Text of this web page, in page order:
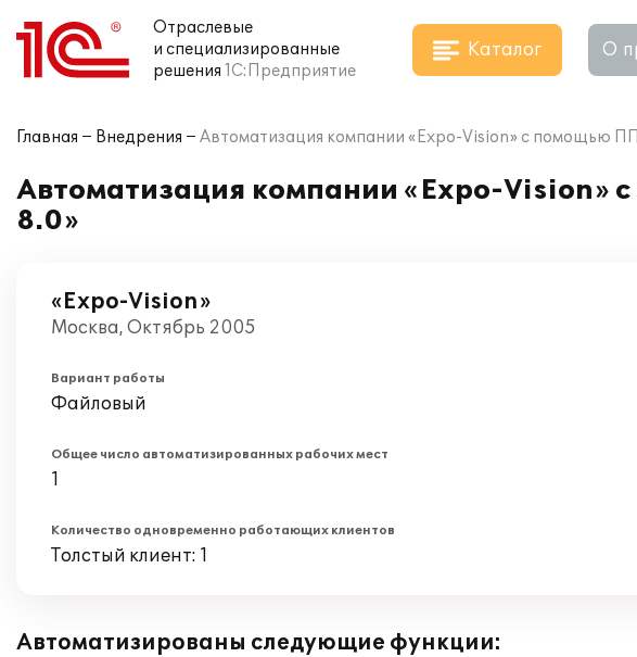
Отраслевые
и специализированные
решения 1С:Предприятие
Каталог О
Главная Внедрения Автоматизация компании «Expo-Vision» с помощью
Автоматизация компании «Expo-Vision»
8.0»
«Expo-Vision»
Москва, Октябрь 2005
Вариант работы
Файловый
Общее число автоматизированных рабочих мест
1
Количество одновременно работающих клиентов
Толстый клиент: 1
Автоматизированы следующие функции: